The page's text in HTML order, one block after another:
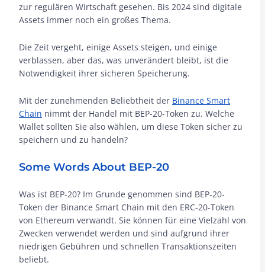
zur regulären Wirtschaft gesehen. Bis 2024 sind digitale
Assets immer noch ein großes Thema.
Die Zeit vergeht, einige Assets steigen, und einige
verblassen, aber das, was unverändert bleibt, ist die
Notwendigkeit ihrer sicheren Speicherung.
Mit der zunehmenden Beliebtheit der Binance Smart
Chain nimmt der Handel mit BEP-20-Token zu. Welche
Wallet sollten Sie also wählen, um diese Token sicher zu
speichern und zu handeln?
Some Words About BEP-20
Was ist BEP-20? Im Grunde genommen sind BEP-20-
Token der Binance Smart Chain mit den ERC-20-Token
von Ethereum verwandt. Sie können für eine Vielzahl von
Zwecken verwendet werden und sind aufgrund ihrer
niedrigen Gebühren und schnellen Transaktionszeiten
beliebt.